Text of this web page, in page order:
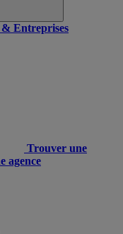
Entreprises
Trouver une
agence